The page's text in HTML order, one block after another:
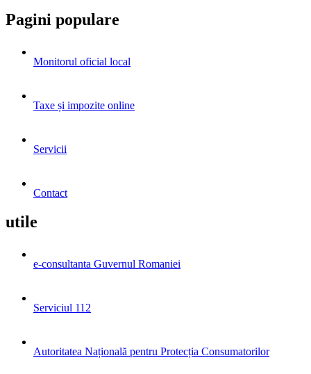
Pagini populare
Monitorul oficial local
Taxe și impozite online
Servicii
Contact
utile
e-consultanta Guvernul Romaniei
Serviciul 112
Autoritatea Națională pentru Protecția Consumatorilor